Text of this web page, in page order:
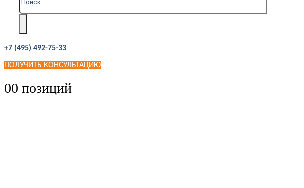
+7 (495) 492-75-33
ПОЛУЧИТЬ КОНСУЛЬТАЦИЮ
00 позиций